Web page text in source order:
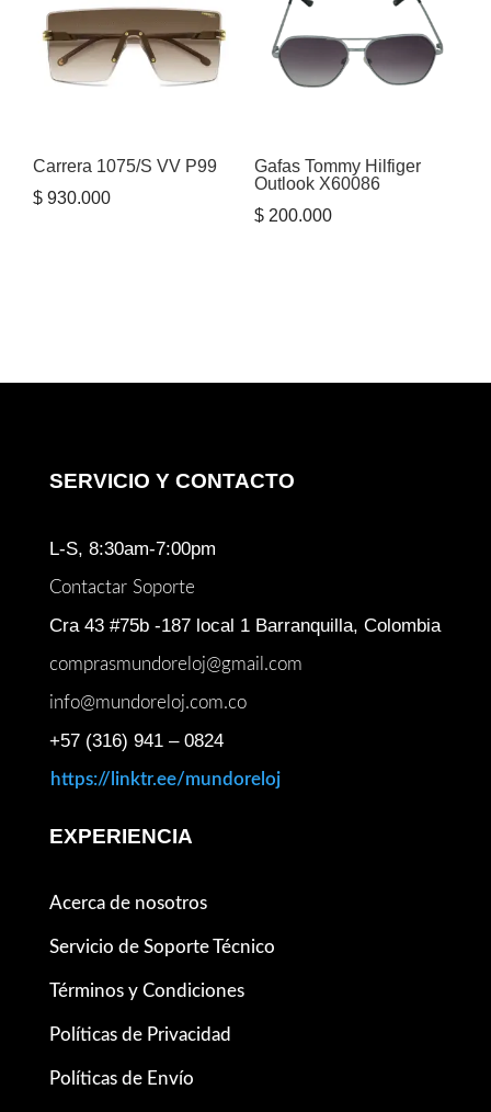
Carrera 1075/S VV P99
$ 930.000
Gafas Tommy Hilfiger
Outlook X60086
$200.000
SERVICIO Y CONTACTO
L-S, 8:30am-7:00pm
Contactar Soporte
Cra 43 #75b -187 local 1 Barranquilla, Colombia
comprasmundoreloj@gmail.com
info@mundoreloj.com.co
+57 (316) 941 – 0824
https://linktr.ee/mundoreloj
EXPERIENCIA
Acerca de nosotros
Servicio de Soporte Técnico
Términos y Condiciones
Políticas de Privacidad
Políticas de Envío